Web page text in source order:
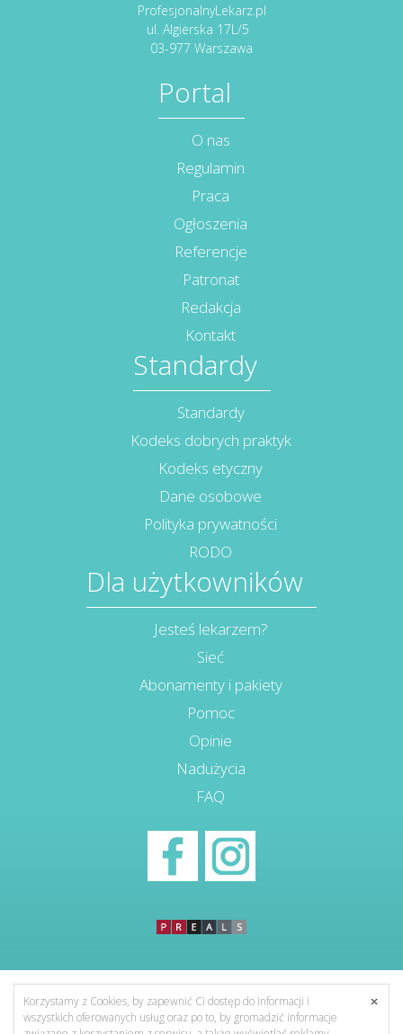
ProfesjonalnyLekarz.pl
ul. Algierska 17L/5
03-977 Warszawa
Portal
O nas
Regulamin
Praca
Ogłoszenia
Referencje
Patronat
Redakcja
Kontakt
Standardy
Standardy
Kodeks dobrych praktyk
Kodeks etyczny
Dane osobowe
Polityka prywatności
RODO
Dla użytkowników
Jesteś lekarzem?
Sieć
Abonamenty i pakiety
Pomoc
Opinie
Nadużycia
FAQ
Korzystamy z Cookies, by zapewnić Ci dostęp do informacji i
wszystkich oferowanych usług oraz po to, by gromadzić informacje